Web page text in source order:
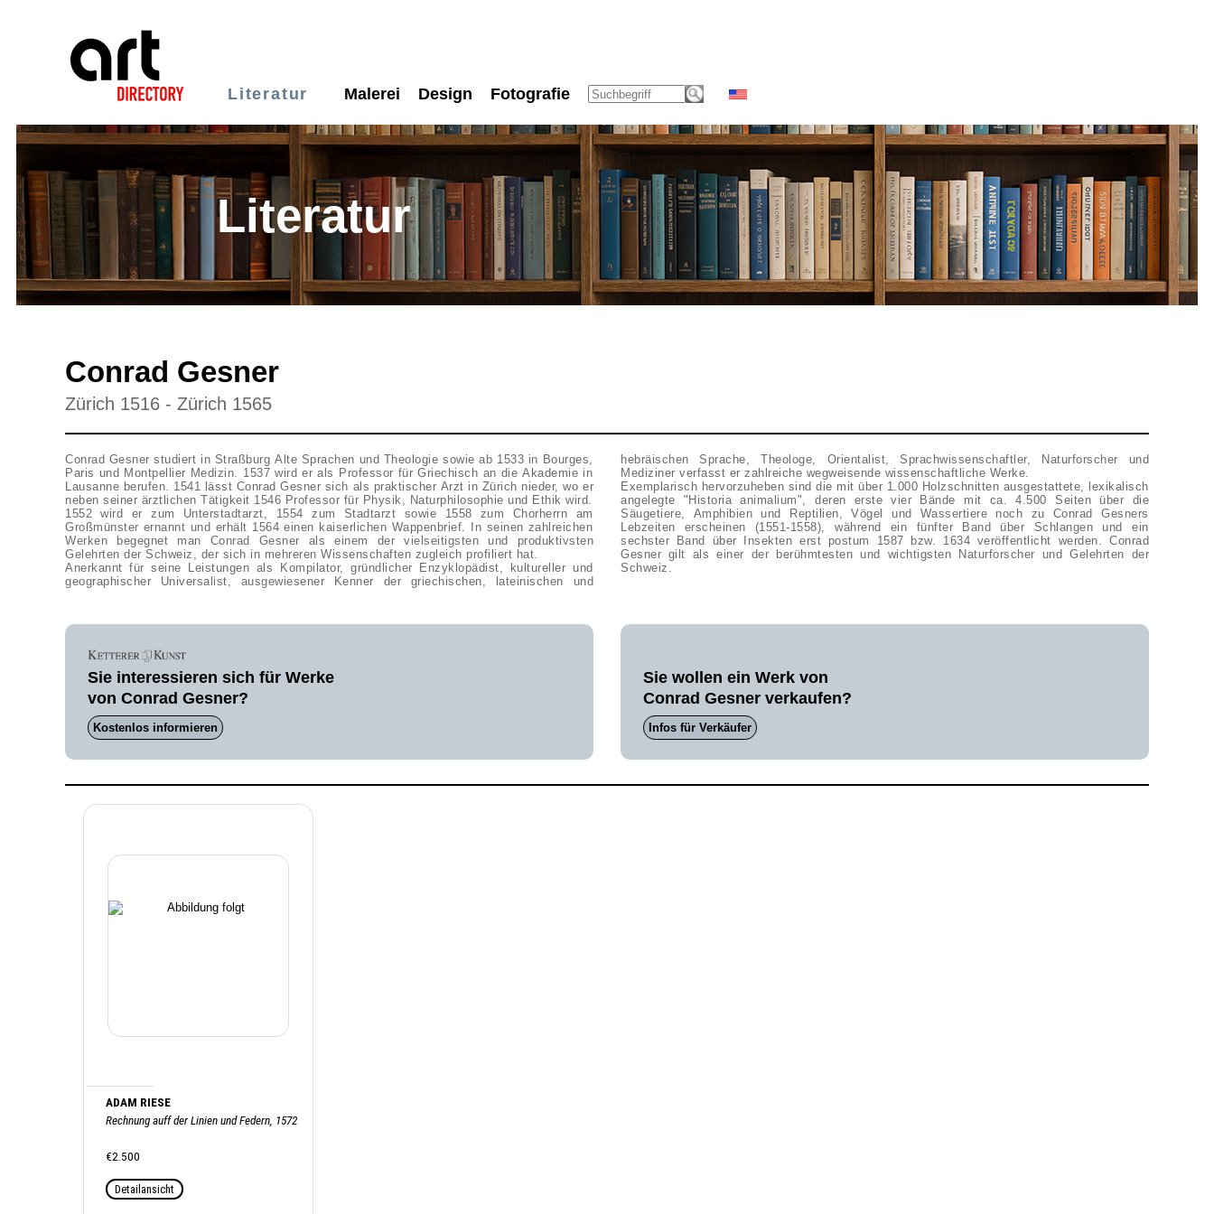
Literatur Malerei Design Fotografie
Literatur
Conrad Gesner
Zürich 1516 - Zürich 1565
Conrad Gesner studiert in Straßburg Alte Sprachen und Theologie sowie ab 1533 in Bourges,
Paris und Montpellier Medizin. 1537 wird er als Professor für Griechisch an die Akademie in
Lausanne berufen. 1541 lässt Conrad Gesner sich als praktischer Arzt in Zürich nieder, wo er
neben seiner ärztlichen Tätigkeit 1546 Professor für Physik, Naturphilosophie und Ethik wird.
1552 wird er zum Unterstadtarzt, 1554 zum Stadtarzt sowie 1558 zum Chorherrn am
Großmünster ernannt und erhält 1564 einen kaiserlichen Wappenbrief. In seinen zahlreichen
Werken begegnet man Conrad Gesner als einem der vielseitigsten und produktivsten
Gelehrten der Schweiz, der sich in mehreren Wissenschaften zugleich profiliert hat.
Anerkannt für seine Leistungen als Kompilator, gründlicher Enzyklopädist, kultureller und
geographischer Universalist, ausgewiesener Kenner der griechischen, lateinischen und
hebräischen Sprache, Theologe, Orientalist, Sprachwissenschaftler, Naturforscher und
Mediziner verfasst er zahlreiche wegweisende wissenschaftliche Werke.
Exemplarisch hervorzuheben sind die mit über 1.000 Holzschnitten ausgestattete, lexikalisch
angelegte "Historia animalium", deren erste vier Bände mit ca. 4.500 Seiten über die
Säugetiere, Amphibien und Reptilien, Vögel und Wassertiere noch zu Conrad Gesners
Lebzeiten erscheinen (1551-1558), während ein fünfter Band über Schlangen und ein
sechster Band über Insekten erst postum 1587 bzw. 1634 veröffentlicht werden. Conrad
Gesner gilt als einer der berühmtesten und wichtigsten Naturforscher und Gelehrten der
Schweiz.
Sie interessieren sich für Werke
von Conrad Gesner?
Kostenlos informieren
Sie wollen ein Werk von
Conrad Gesner verkaufen?
Infos für Verkäufer
ADAM RIESE
Rechnung auff der Linien und Federn, 1572
€2.500
Detailansicht